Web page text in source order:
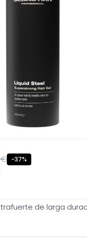
€ -37%
de larga